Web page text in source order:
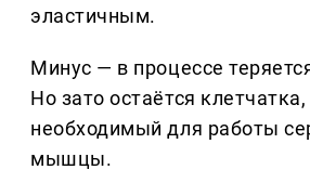
эластичным.
Минус — в процессе
Но зато остаётся
необходимый для работы
мышцы.